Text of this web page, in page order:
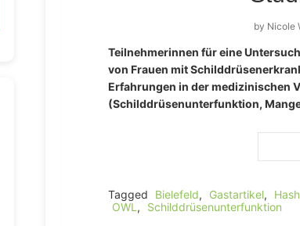
by Nicole
Teilnehmerinnen für eine
von Frauen mit
Erfahrungen in der medizinischen
(Schilddrüsenunterfunktion,
Tagged Bielefeld, Gastartikel,
OWL , Schilddrüsenunterfunktion